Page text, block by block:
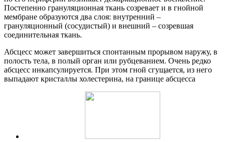
Постепенно грануляционная ткань созревает и в гнойной
мембране образуются два слоя: внутренний –
грануляционный (сосудистый) и внешний – созревшая
соединительная ткань.
Абсцесс может завершиться спонтанным прорывом наружу, в
полость тела, в полый орган или рубцеванием. Очень редко
абсцесс инкапсулируется. При этом гной сгущается, из него
выпадают кристаллы холестерина, на границе абсцесса